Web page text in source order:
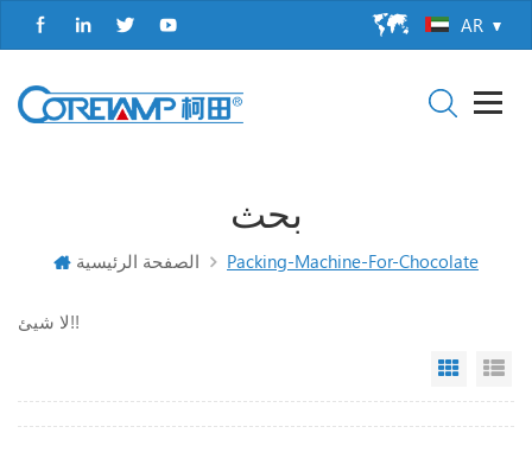
AR
بحث
الصفحة الرئيسية Packing-Machine-For-Chocolate
لا شيئ!!
Grid